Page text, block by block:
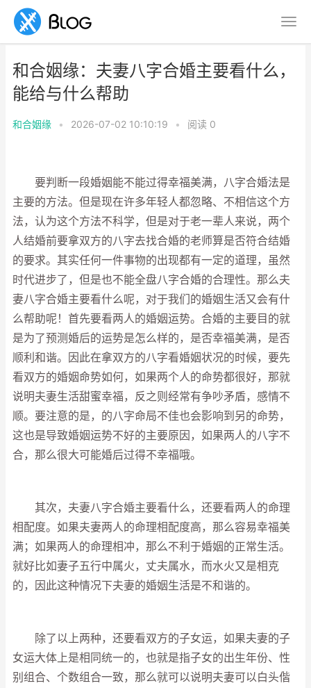
和合姻缘：夫妻八字合婚主要看什么，
能给与什么帮助
和合姻缘 • 2026-07-02 10:10:19 • 阅读 0
要判断一段婚姻能不能过得幸福美满，八字合婚法是
主要的方法。但是现在许多年轻人都忽略、不相信这个方
法，认为这个方法不科学，但是对于老一辈人来说，两个
人结婚前要拿双方的八字去找合婚的老师算是否符合结婚
的要求。其实任何一件事物的出现都有一定的道理，虽然
时代进步了，但是也不能全盘八字合婚的合理性。那么夫
妻八字合婚主要看什么呢，对于我们的婚姻生活又会有什
么帮助呢！首先要看两人的婚姻运势。合婚的主要目的就
是为了预测婚后的运势是怎么样的，是否幸福美满，是否
顺利和谐。因此在拿双方的八字看婚姻状况的时候，要先
看双方的婚姻命势如何，如果两个人的命势都很好，那就
说明夫妻生活甜蜜幸福，反之则经常有争吵矛盾，感情不
顺。要注意的是，的八字命局不佳也会影响到另的命势，
这也是导致婚姻运势不好的主要原因，如果两人的八字不
合，那么很大可能婚后过得不幸福哦。
其次，夫妻八字合婚主要看什么，还要看两人的命理
相配度。如果夫妻两人的命理相配度高，那么容易幸福美
满；如果两人的命理相冲，那么不利于婚姻的正常生活。
就好比如妻子五行中属火，丈夫属水，而水火又是相克
的，因此这种情况下夫妻的婚姻生活是不和谐的。
除了以上两种，还要看双方的子女运，如果夫妻的子
女运大体上是相同统一的，也就是指子女的出生年份、性
别组合、个数组合一致，那么就可以说明夫妻可以白头偕